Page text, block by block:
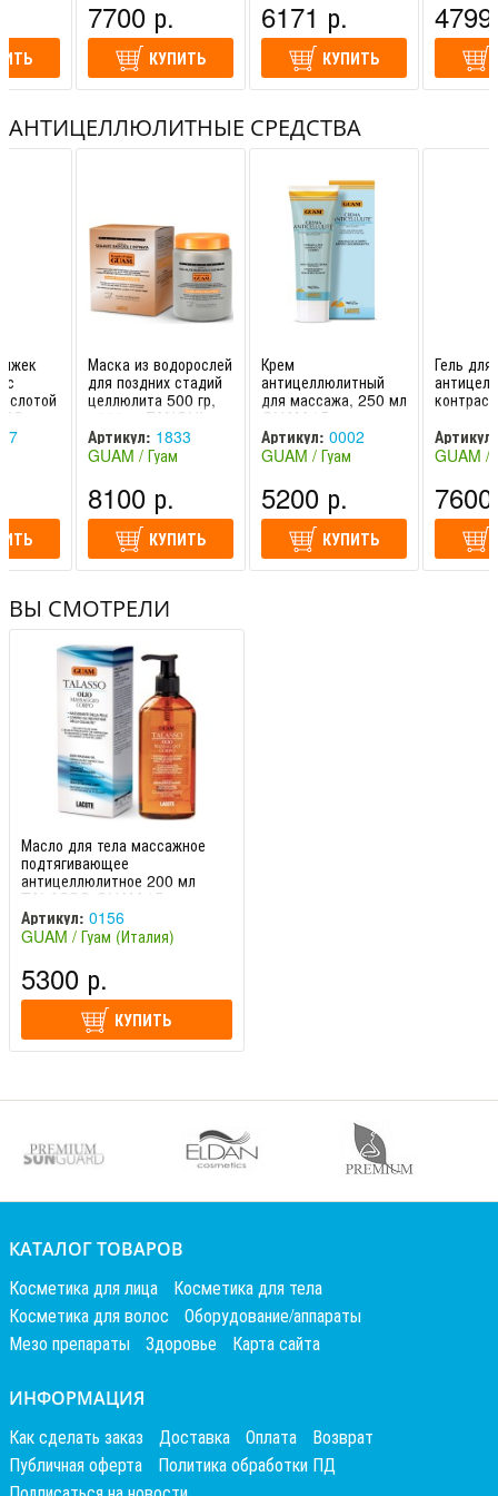
(Франция)
7700 р.
КУПИТЬ
Корея)
6171 р.
КУПИТЬ
Корея)
АНТИЦЕЛЛЮЛИТНЫЕ СРЕДСТВА
с
Маска из водорослей
для поздних стадий
целлюлита 500 гр,
1000 гр FANGHI
D’ALGA GUAM /
Гуам
Артикул: 1833
GUAM / Гуам
8100 р.
КУПИТЬ
Крем
антицеллюлитный
для массажа, 250 мл
GUAM / Гуам
Артикул: 0002
GUAM / Гуам
5200 р.
КУПИТЬ
Гель для
GUAM /
Артикул:
GUAM /
ВЫ СМОТРЕЛИ
Масло для тела массажное
подтягивающее
антицеллюлитное 200 мл
TALASSO GUAM / Гуам
Артикул: 0156
GUAM / Гуам (Италия)
5300 р.
КУПИТЬ
КАТАЛОГ ТОВАРОВ
Косметика для лица
Косметика для тела
Косметика для волос
Оборудование/аппараты
Мезо препараты
Здоровье Карта сайта
ИНФОРМАЦИЯ
Как сделать заказ Доставка Оплата
Возврат
Публичная оферта
Политика обработки ПД